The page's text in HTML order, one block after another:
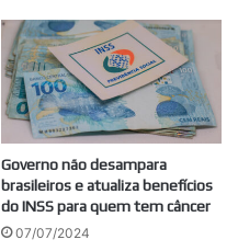
Governo não desampara
brasileiros e atualiza benefícios
do INSS para quem tem câncer
07/07/2024